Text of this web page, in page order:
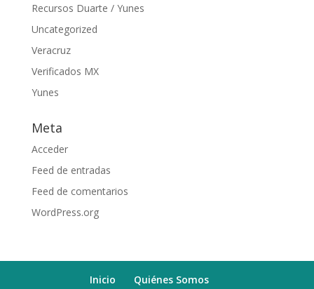
Recursos Duarte / Yunes
Uncategorized
Veracruz
Verificados MX
Yunes
Meta
Acceder
Feed de entradas
Feed de comentarios
WordPress.org
Inicio Quiénes Somos